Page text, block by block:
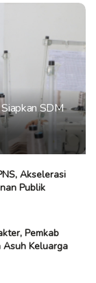
SDM
Akselerasi
Publik
Pemkab
Keluarga